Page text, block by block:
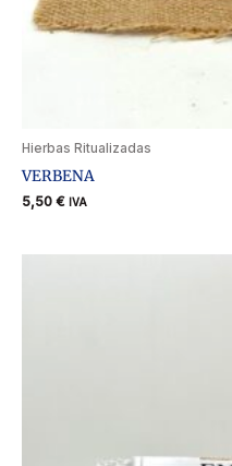
Hierbas Ritualizadas
VERBENA
5,50 € IVA